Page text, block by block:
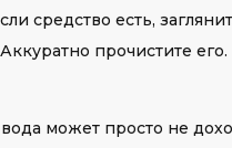
средство есть,
прочистите его.
может просто не